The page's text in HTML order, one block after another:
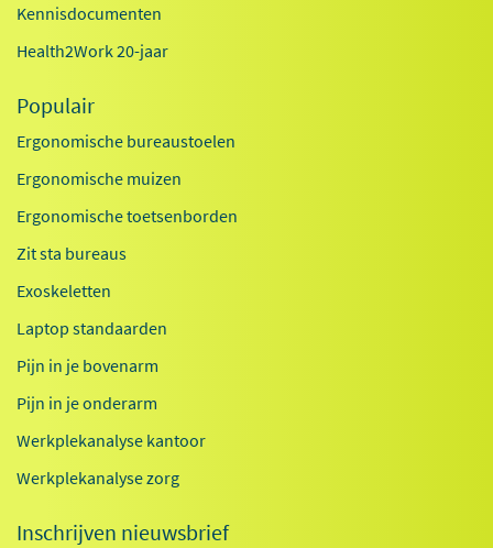
Kennisdocumenten
Health2Work 20-jaar
Populair
Ergonomische bureaustoelen
Ergonomische muizen
Ergonomische toetsenborden
Zit sta bureaus
Exoskeletten
Laptop standaarden
Pijn in je bovenarm
Pijn in je onderarm
Werkplekanalyse kantoor
Werkplekanalyse zorg
Inschrijven nieuwsbrief